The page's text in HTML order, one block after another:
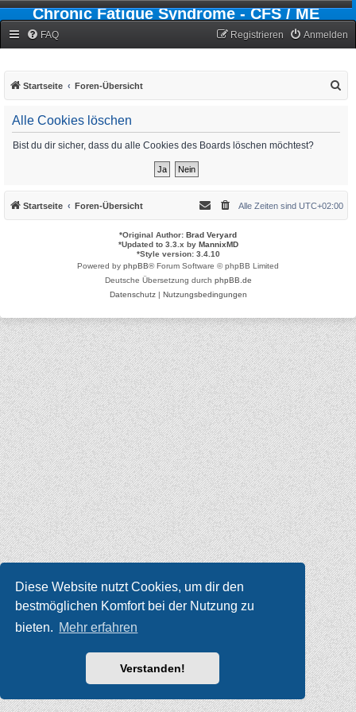
Diese Website nutzt Cookies, um dir den
bestmöglichen Komfort bei der Nutzung zu
bieten. Mehr erfahren
Verstanden!
Chronic Fatigue Syndrome - CFS / ME
FAQ Anmelden
Registrieren
Startseite Foren-Übersicht
Alle Cookies löschen
Bist du dir sicher, dass du alle Cookies des Boards löschen möchtest?
Startseite Foren-Übersicht Alle Zeiten sind UTC+02:00
*Original Author: Brad Veryard
*Updated to 3.3.x by MannixMD
*Style version: 3.4.10
Powered by phpBB® Forum Software © phpBB Limited
Deutsche Übersetzung durch phpBB.de
Datenschutz| Nutzungsbedingungen